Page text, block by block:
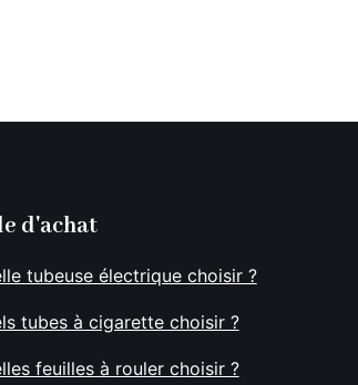
d'achat
tubeuse électrique choisir ?
tubes à cigarette choisir ?
feuilles à rouler choisir ?